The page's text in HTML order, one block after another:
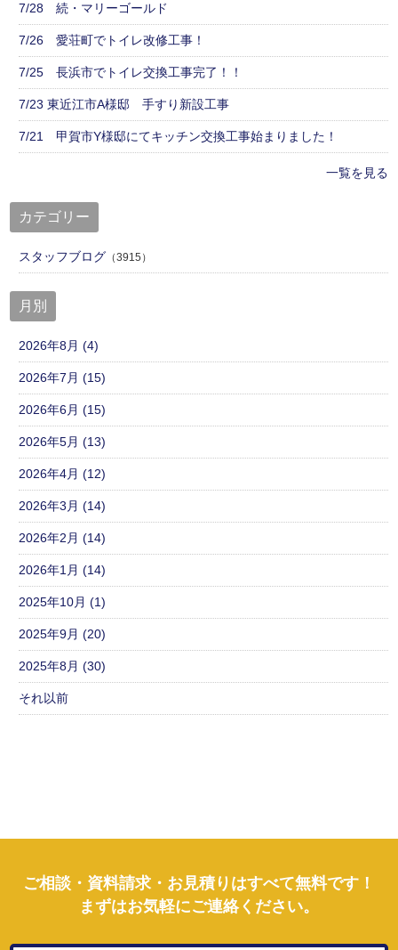
7/28 続・マリーゴールド
7/26 愛荘町でトイレ改修工事！
7/25 長浜市でトイレ交換工事完了！！
7/23 東近江市A様邸 手すり新設工事
7/21 甲賀市Y様邸にてキッチン交換工事始まりました！
一覧を見る
カテゴリー
スタッフブログ （3915）
月別
2026年8月 (4)
2026年7月 (15)
2026年6月 (15)
2026年5月 (13)
2026年4月 (12)
2026年3月 (14)
2026年2月 (14)
2026年1月 (14)
2025年10月 (1)
2025年9月 (20)
2025年8月 (30)
それ以前
ご相談・資料請求・お見積りはすべて無料です！
まずはお気軽にご連絡ください。